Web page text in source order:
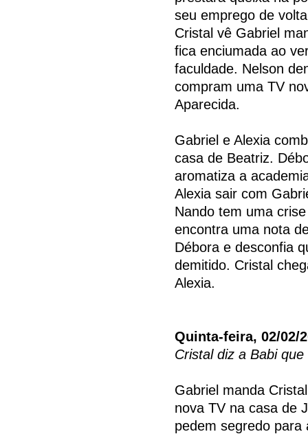
seu emprego de
Cristal vê Gabriel
fica enciumada ao
faculdade. Nelson
compram uma TV
Aparecida.
Gabriel e Alexia
casa de Beatriz.
aromatiza a
Alexia sair com
Nando tem uma
encontra uma nota
Débora e desconfia
demitido. Cristal
Alexia.
Quinta-feira, 02/02/
Cristal diz a Babi
Gabriel manda
nova TV na casa de
pedem segredo para